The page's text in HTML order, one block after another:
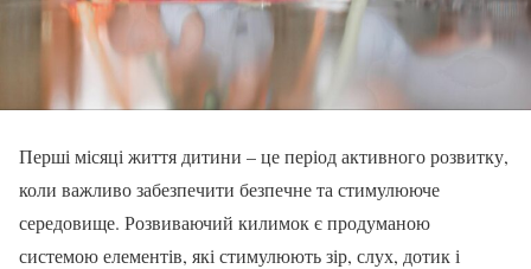
Перші місяці життя дитини – це період активного розвитку,
коли важливо забезпечити безпечне та стимулююче
середовище. Розвиваючий килимок є продуманою
системою елементів, які стимулюють зір, слух, дотик і